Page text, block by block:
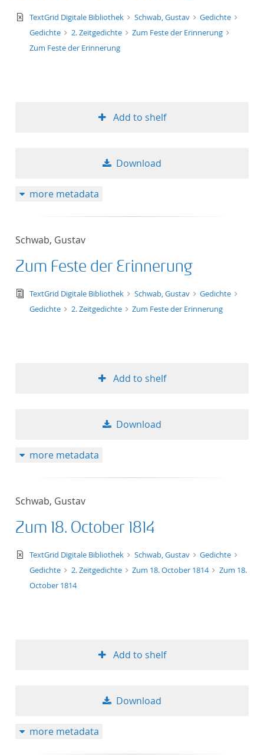
text/xml
TextGrid Digitale Bibliothek Schwab, Gustav
Gedichte
Gedichte
2. Zeitgedichte
Zum Feste der Erinnerung
Zum Feste der Erinnerung
Add to shelf
Download
more metadata
Schwab, Gustav
Zum Feste der Erinnerung
text/tg.edition+tg.aggregation+xml
TextGrid Digitale Bibliothek Schwab, Gustav
Gedichte
Gedichte
2. Zeitgedichte Zum Feste der Erinnerung
Add to shelf
Download
more metadata
Schwab, Gustav
Zum 18. October 1814
text/xml
TextGrid Digitale Bibliothek Schwab, Gustav
Gedichte
Gedichte
2. Zeitgedichte Zum 18. October 1814
Zum 18.
October 1814
Add to shelf
Download
more metadata